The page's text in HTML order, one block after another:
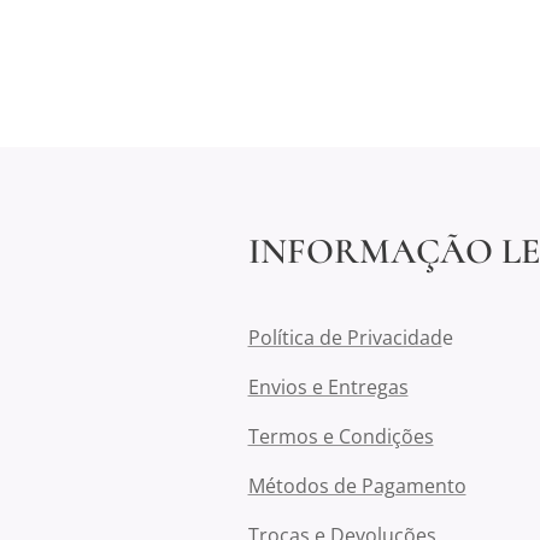
INFORMAÇÃO
Política de Privacidade
Envios e Entregas
Termos e Condições
Métodos de Pagamento